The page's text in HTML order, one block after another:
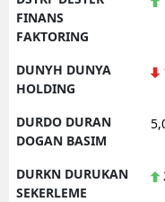
FINANS
FAKTORING
DUNYH DUNYA
HOLDING
DURDO DURAN
DOGAN BASIM
DURKN DURUKAN
SEKERLEME